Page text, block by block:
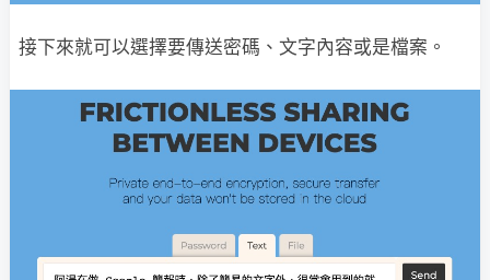
接下來就可以選擇要傳送密碼、文字內容或是檔案。